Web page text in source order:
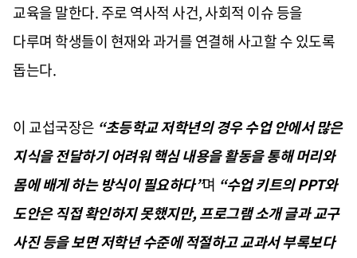
교육을 말한다. 주로 역사적 사건, 사회적 이슈 등을
다루며 학생들이 현재와 과거를 연결해 사고할 수 있도록
돕는다.
이 교섭국장은 “초등학교 저학년의 경우 수업 안에서 많은
지식을 전달하기 어려워 핵심 내용을 활동을 통해 머리와
몸에 배게 하는 방식이 필요하다”며 “수업 키트의 PPT와
도안은 직접 확인하지 못했지만, 프로그램 소개 글과 교구
사진 등을 보면 저학년 수준에 적절하고 교과서 부록보다